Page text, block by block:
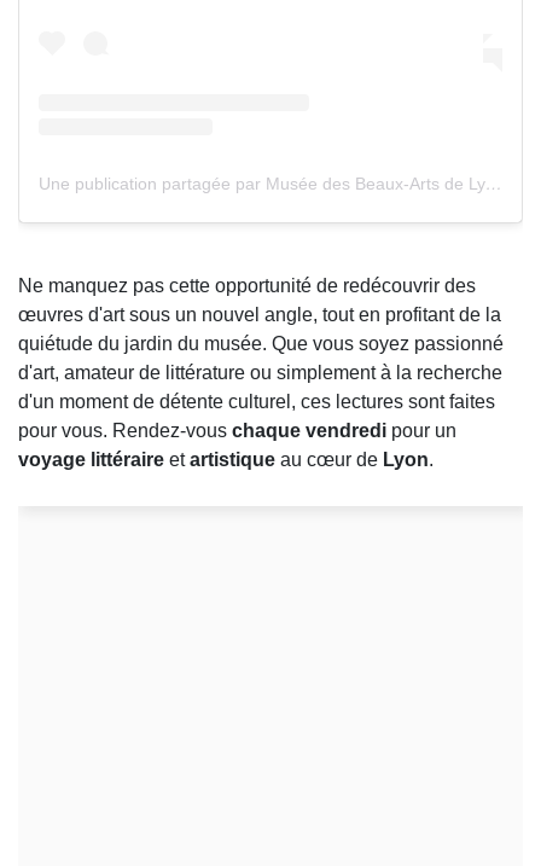
Une publication partagée par Musée des Beaux-Arts de Lyon (@mba_lyon)
Ne manquez pas cette opportunité de redécouvrir des
œuvres d'art sous un nouvel angle, tout en profitant de la
quiétude du jardin du musée. Que vous soyez passionné
d'art, amateur de littérature ou simplement à la recherche
d'un moment de détente culturel, ces lectures sont faites
pour vous. Rendez-vous chaque vendredi pour un
voyage littéraire etartistique au cœur de Lyon.